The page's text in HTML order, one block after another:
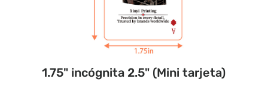
1.75" incógnita 2.5" (Mini tarjeta)